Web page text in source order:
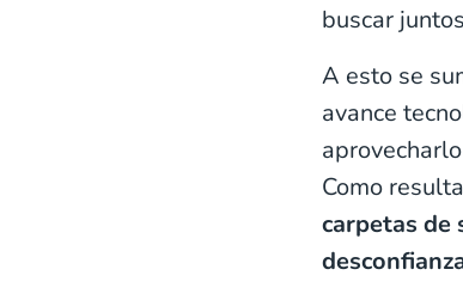
buscar
A esto se
avance
Como
carpetas de